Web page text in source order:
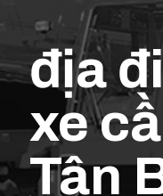
địa
xe
Tân